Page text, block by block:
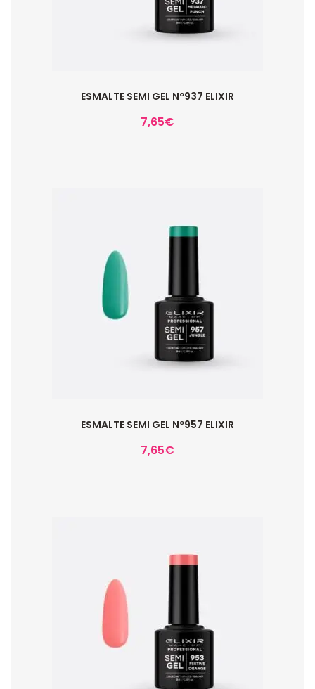
ESMALTE SEMI GEL Nº937 ELIXIR
7,65€
ESMALTE SEMI GEL Nº957 ELIXIR
7,65€